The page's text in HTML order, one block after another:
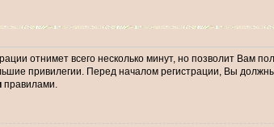
отнимет всего несколько минут, но позволит Вам
привилегии. Перед началом регистрации, Вы
правилами.